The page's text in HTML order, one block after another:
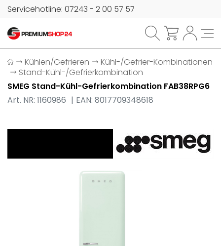
Servicehotline: 07243 - 2 00 57 57
Kühlen/Gefrieren
Kühl-/Gefrier-Kombinationen
Stand-Kühl-/Gefrierkombination
SMEG Stand-Kühl-Gefrierkombination FAB38RPG6
Art. NR: 1160986
EAN: 8017709348618